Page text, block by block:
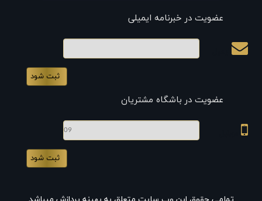
عضویت در خبرنامه ایمیلی
عضویت در باشگاه مشتریان